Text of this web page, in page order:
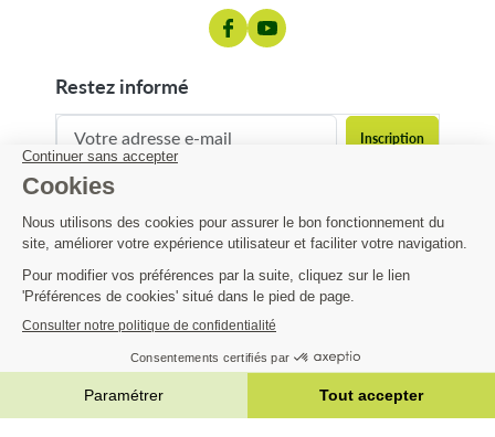
56,70 €
  AJOUTER AU PANIER
restez informé
contact@matijardin.fr 04 81 120 120
Matijardin
Infos pratiques
|Réalisation